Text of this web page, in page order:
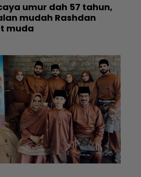
umur dah 57 tahun,
mudah Rashdan
muda